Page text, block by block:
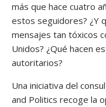
más que hace cuatro
estos seguidores? ¿Y
mensajes tan tóxicos
Unidos? ¿Qué hacen
autoritarios?
Una iniciativa del
and Politics recoge la